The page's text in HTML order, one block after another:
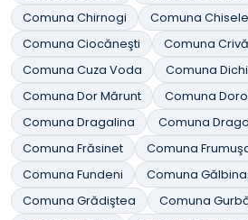
Comuna Chirnogi
Comuna
Comuna Ciocăneşti
Comuna
Comuna Cuza Voda
Comuna
Comuna Dor Mărunt
Comuna
Comuna Dragalina
Comuna
Comuna Frăsinet
Comuna
Comuna Fundeni
Comuna
Comuna Grădiştea
Comuna